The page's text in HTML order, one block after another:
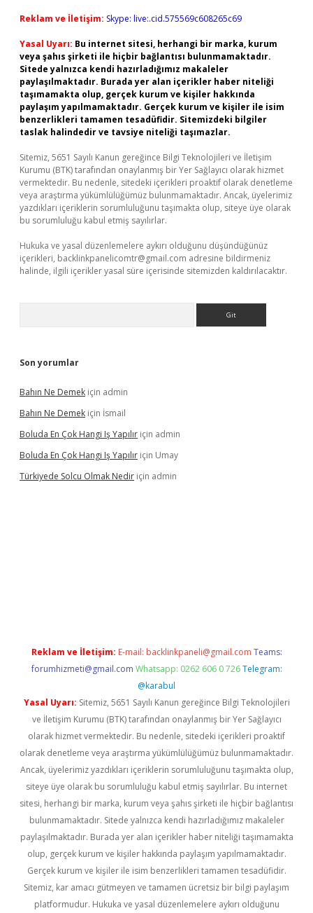
Reklam ve İletişim: Skype: live:.cid.575569c608265c69
Yasal Uyarı: Bu internet sitesi, herhangi bir marka, kurum
veya şahıs şirketi ile hiçbir bağlantısı bulunmamaktadır.
Sitede yalnızca kendi hazırladığımız makaleler
paylaşılmaktadır. Burada yer alan içerikler haber niteliği
taşımamakta olup, gerçek kurum ve kişiler hakkında
paylaşım yapılmamaktadır. Gerçek kurum ve kişiler ile isim
benzerlikleri tamamen tesadüfidir. Sitemizdeki bilgiler
taslak halindedir ve tavsiye niteliği taşımazlar.
Sitemiz, 5651 Sayılı Kanun gereğince Bilgi Teknolojileri ve İletişim
Kurumu (BTK) tarafından onaylanmış bir Yer Sağlayıcı olarak hizmet
vermektedir. Bu nedenle, sitedeki içerikleri proaktif olarak denetleme
veya araştırma yükümlülüğümüz bulunmamaktadır. Ancak, üyelerimiz
yazdıkları içeriklerin sorumluluğunu taşımakta olup, siteye üye olarak
bu sorumluluğu kabul etmiş sayılırlar.
Hukuka ve yasal düzenlemelere aykırı olduğunu düşündüğünüz
içerikleri, backlinkpanelicomtr@gmail.com adresine bildirmeniz
halinde, ilgili içerikler yasal süre içerisinde sitemizden kaldırılacaktır.
Son yorumlar
Bahın Ne Demek için admin
Bahın Ne Demek için İsmail
Boluda En Çok Hangi Iş Yapılır için admin
Boluda En Çok Hangi Iş Yapılır için Umay
Türkiyede Solcu Olmak Nedir için admin
Reklam ve İletişim: E-mail: backlinkpaneli@gmail.com Teams:
forumhizmeti@gmail.com Whatsapp: 0262 606 0 726 Telegram:
@karabul
Yasal Uyarı: Sitemiz, 5651 Sayılı Kanun gereğince Bilgi Teknolojileri
ve İletişim Kurumu (BTK) tarafından onaylanmış bir Yer Sağlayıcı
olarak hizmet vermektedir. Bu nedenle, sitedeki içerikleri proaktif
olarak denetleme veya araştırma yükümlülüğümüz bulunmamaktadır.
Ancak, üyelerimiz yazdıkları içeriklerin sorumluluğunu taşımakta olup,
siteye üye olarak bu sorumluluğu kabul etmiş sayılırlar. Bu internet
sitesi, herhangi bir marka, kurum veya şahıs şirketi ile hiçbir bağlantısı
bulunmamaktadır. Sitede yalnızca kendi hazırladığımız makaleler
paylaşılmaktadır. Burada yer alan içerikler haber niteliği taşımamakta
olup, gerçek kurum ve kişiler hakkında paylaşım yapılmamaktadır.
Gerçek kurum ve kişiler ile isim benzerlikleri tamamen tesadüfidir.
Sitemiz, kar amacı gütmeyen ve tamamen ücretsiz bir bilgi paylaşım
platformudur. Hukuka ve yasal düzenlemelere aykırı olduğunu